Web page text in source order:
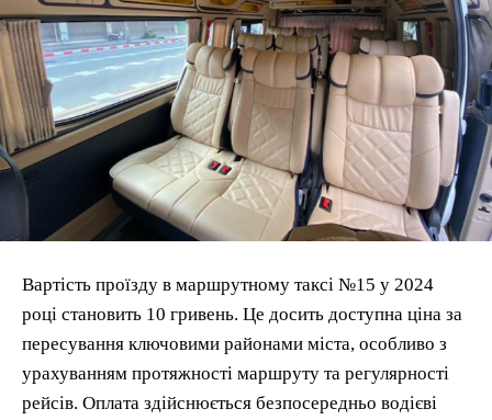
Вартість проїзду в маршрутному таксі №15 у 2024
році становить 10 гривень. Це досить доступна ціна за
пересування ключовими районами міста, особливо з
урахуванням протяжності маршруту та регулярності
рейсів. Оплата здійснюється безпосередньо водієві